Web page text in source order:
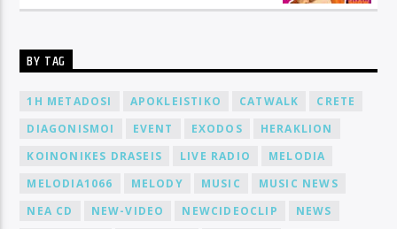
BY TAG
1H METADOSI APOKLEISTIKO CATWALK
CRETE
DIAGONISMOI
EVENT EXODOS
HERAKLION
KOINONIKES DRASEIS
LIVE RADIO
MELODIA
MELODIA1066
MELODY MUSIC
MUSIC NEWS
NEA CD
NEW-VIDEO NEWCIDEOCLIP
NEWS